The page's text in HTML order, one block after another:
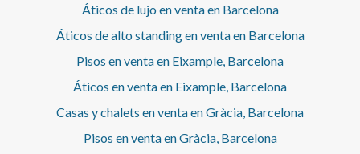
Áticos de lujo en venta en Barcelona
Áticos de alto standing en venta en Barcelona
Pisos en venta en Eixample, Barcelona
Áticos en venta en Eixample, Barcelona
Casas y chalets en venta en Gràcia, Barcelona
Pisos en venta en Gràcia, Barcelona